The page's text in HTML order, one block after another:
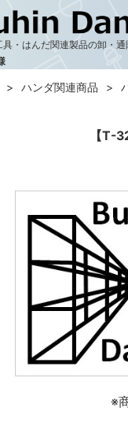
・はんだ関連製品の卸・通
【T-
ハンダ関連商品
※